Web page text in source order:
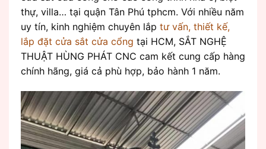
thự, villa… tại quận Tân Phú tphcm. Với nhiều năm
uy tín, kinh nghiệm chuyên lắp tư vấn, thiết kế,
lắp đặt cửa sắt cửa cổng tại HCM, SẮT NGHỆ
THUẬT HÙNG PHÁT CNC cam kết cung cấp hàng
chính hãng, giá cả phù hợp, bảo hành 1 năm.